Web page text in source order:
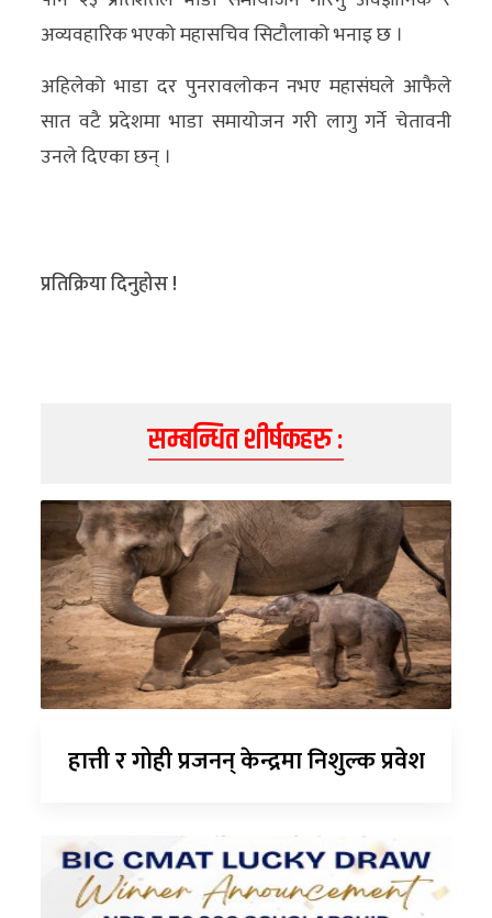
अव्यवहारिक भएको महासचिव सिटौलाको भनाइ छ ।
अहिलेको भाडा दर पुनरावलोकन नभए महासंघले आफैले
सात वटै प्रदेशमा भाडा समायोजन गरी लागु गर्ने चेतावनी
उनले दिएका छन् ।
प्रतिक्रिया दिनुहोस !
सम्बन्धित शीर्षकहरु :
हात्ती र गोही प्रजनन् केन्द्रमा निशुल्क प्रवेश